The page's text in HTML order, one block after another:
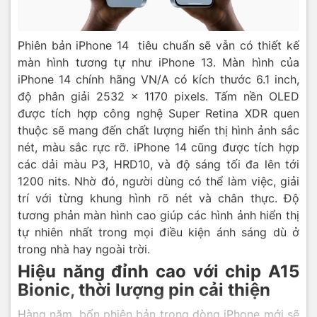
Phiên bản iPhone 14 tiêu chuẩn sẽ vẫn có thiết kế
màn hình tương tự như iPhone 13. Màn hình của
iPhone 14 chính hãng VN/A có kích thước 6.1 inch,
độ phân giải 2532 x 1170 pixels. Tấm nền OLED
được tích hợp công nghệ Super Retina XDR quen
thuộc sẽ mang đến chất lượng hiển thị hình ảnh sắc
nét, màu sắc rực rỡ. iPhone 14 cũng được tích hợp
các dải màu P3, HRD10, và độ sáng tối đa lên tới
1200 nits. Nhờ đó, người dùng có thể làm việc, giải
trí với từng khung hình rõ nét và chân thực. Độ
tương phản màn hình cao giúp các hình ảnh hiển thị
tự nhiên nhất trong mọi điều kiện ánh sáng dù ở
trong nhà hay ngoài trời.
Hiệu năng đỉnh cao với chip A15
Bionic, thời lượng pin cải thiện